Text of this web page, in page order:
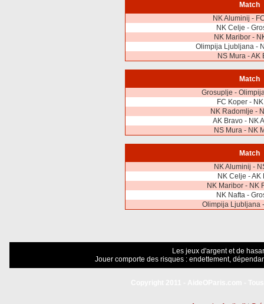
Match
NK Aluminij -
NK Celje -
NK Maribor -
Olimpija Ljubljana -
NS Mura - AK
Match
Grosuplje -
FC Koper -
NK Radomlje -
AK Bravo - NK
NS Mura - NK
Match
NK Aluminij -
NK Celje - AK
NK Maribor - NK
NK Nafta -
Olimpija Ljubljana
Les jeux d'argent et de
Jouer comporte des risques : endettement,